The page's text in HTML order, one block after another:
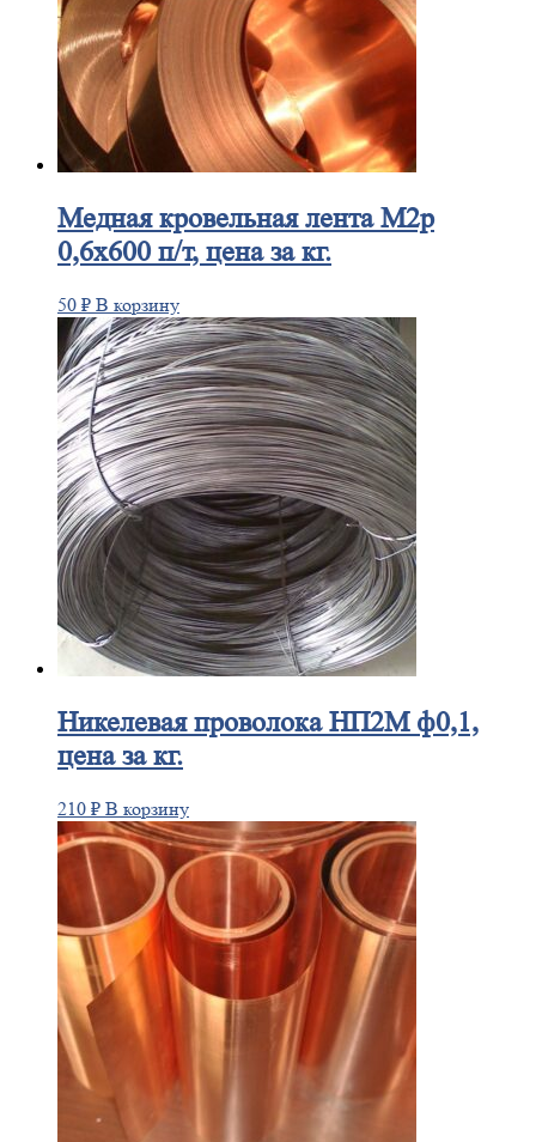
Меднаякровельная лента М2р
0,6х600 п/т, цена за кг.
50 ₽ В корзину
Никелеваяпроволока НП2М ф0,1,
цена за кг.
210 ₽ В корзину